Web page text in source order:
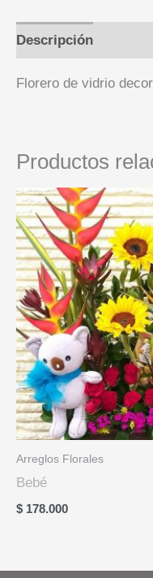
Descripción
Florero de vidrio
Productos
Arreglos Florales
Bebé
$ 178.000